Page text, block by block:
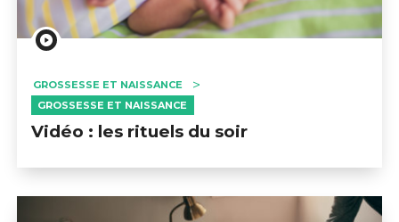
GROSSESSE ET NAISSANCE
GROSSESSE ET NAISSANCE
Vidéo : les rituels du soir